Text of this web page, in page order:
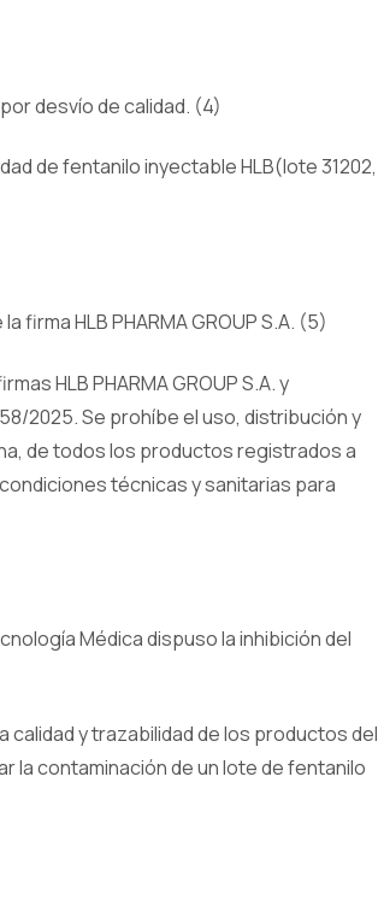
desvío de calidad. (4)
de fentanilo inyectable HLB(lote 31202,
HLB PHARMA GROUP S.A. (5)
HLB PHARMA GROUP S.A. y
2025. Se prohíbe el uso, distribución y
de todos los productos registrados a
condiciones técnicas y sanitarias para
Médica dispuso la inhibición del
y trazabilidad de los productos del
la contaminación de un lote de fentanilo